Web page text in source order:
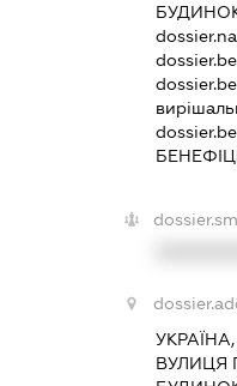
ВУЛИЦЯ